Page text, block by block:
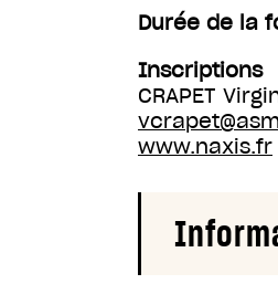
Durée de la
Inscriptions
CRAPET
www.naxis.fr